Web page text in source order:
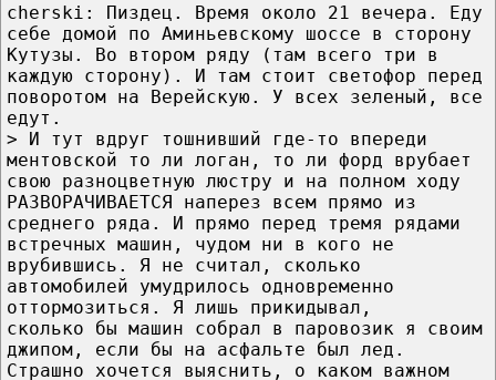
cherski: Пиздец. Время около 21 вечера. Еду
себе домой по Аминьевскому шоссе в сторону
Кутузы. Во втором ряду (там всего три в
каждую сторону). И там стоит светофор перед
поворотом на Верейскую. У всех зеленый, все
едут.
> И тут вдруг тошнивший где-то впереди
ментовской то ли логан, то ли форд врубает
свою разноцветную люстру и на полном ходу
РАЗВОРАЧИВАЕТСЯ наперез всем прямо из
среднего ряда. И прямо перед тремя рядами
встречных машин, чудом ни в кого не
врубившись. Я не считал, сколько
автомобилей умудрилось одновременно
оттормозиться. Я лишь прикидывал,
сколько бы машин собрал в паровозик я своим
джипом, если бы на асфальте был лед.
Страшно хочется выяснить, о каком важном